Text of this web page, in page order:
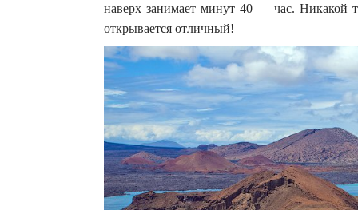
наверх занимает минут 40 — час. Никакой
открывается отличный!